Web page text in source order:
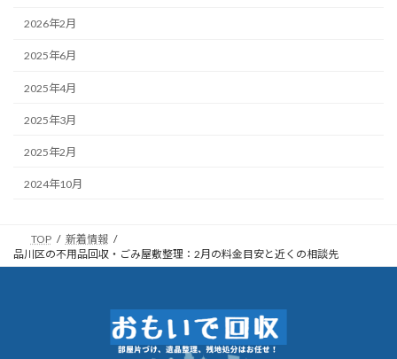
2026年2月
2025年6月
2025年4月
2025年3月
2025年2月
2024年10月
TOP
新着情報
品川区の不用品回収・ごみ屋敷整理：2月の料金目安と近くの相談先